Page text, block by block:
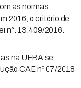
as normas
2016, o critério de
n°. 13.409/2016.
na UFBA se
CAE nº 07/2018